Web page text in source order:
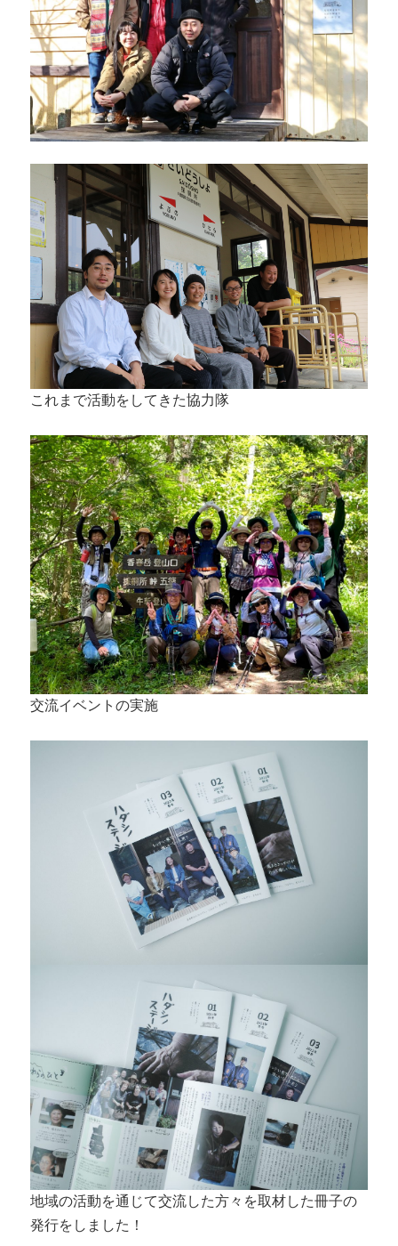
これまで活動をしてきた協力隊
交流イベントの実施
地域の活動を通じて交流した方々を取材した冊子の
発行をしました！